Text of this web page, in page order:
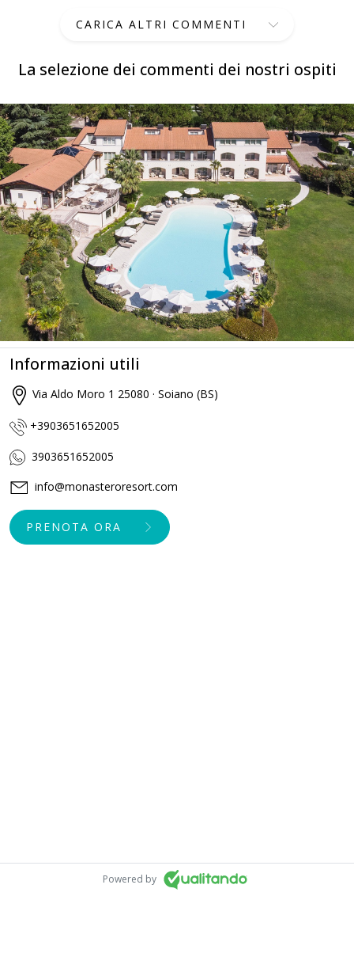
La selezione dei commenti dei nostri ospiti
CARICA ALTRI COMMENTI
Informazioni utili
Via Aldo Moro 1 25080 · Soiano (BS)
+3903651652005
3903651652005
info@monasteroresort.com
PRENOTA ORA
Powered by